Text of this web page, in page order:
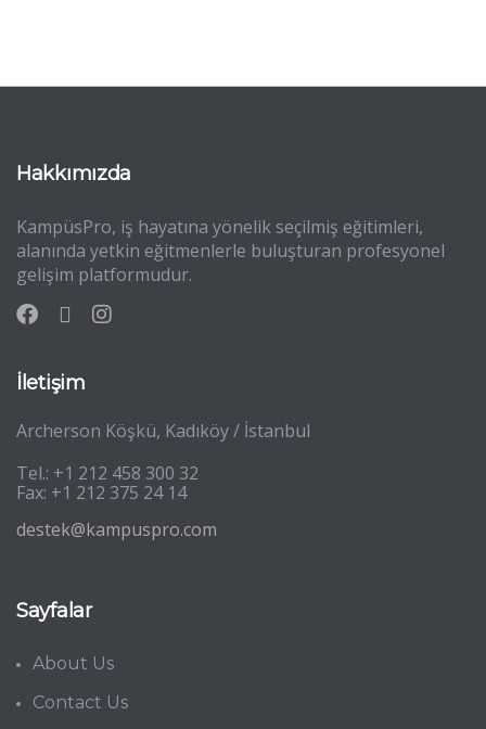
Hakkımızda
KampüsPro, iş hayatına yönelik seçilmiş eğitimleri,
alanında yetkin eğitmenlerle buluşturan profesyonel
gelişim platformudur.
İletişim
Archerson Köşkü, Kadıköy / İstanbul
Tel.: +1 212 458 300 32
Fax: +1 212 375 24 14
destek@kampuspro.com
Sayfalar
About Us
Contact Us